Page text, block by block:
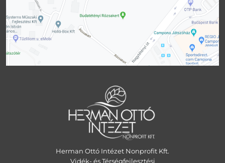
Herman Ottó Intézet Nonprofit Kft.
Vidék- és Térségfejlesztési